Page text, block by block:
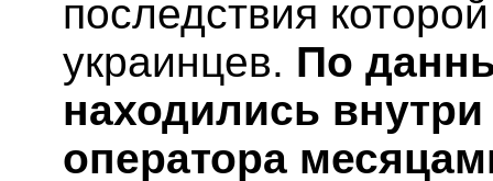
последствия
украинцев. По
находились
оператора